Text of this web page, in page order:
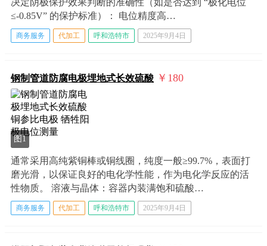
决定阴极保护效果判断的准确性（如是否达到 “极化电位
≤-0.85V” 的保护标准）： 电位精度高…
商务服务 代加工 呼和浩特市 2025年9月4日
钢制管道防腐电极埋地式长效硫酸 ￥180
图1
通常采用高纯紫铜棒或铜线圈，纯度一般≥99.7%，表面打
磨光滑，以保证良好的电化学性能，作为电化学反应的活
性物质。 溶液与晶体：容器内装满饱和硫酸…
商务服务 代加工 呼和浩特市 2025年9月4日